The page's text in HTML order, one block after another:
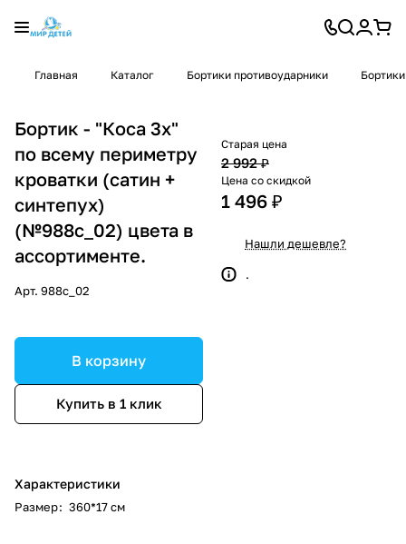
Главная Каталог Бортики противоударники
Бортик - "Коса 3х"
по всему периметру
кроватки (сатин +
синтепух)
(№988с_02) цвета в
ассортименте.
Арт. 988с_02
В корзину
Купить в 1 клик
Характеристики
Размер: 360*17 см
Старая цена
2 992 ₽
Цена со скидкой
1 496 ₽
Нашли дешевле?
.